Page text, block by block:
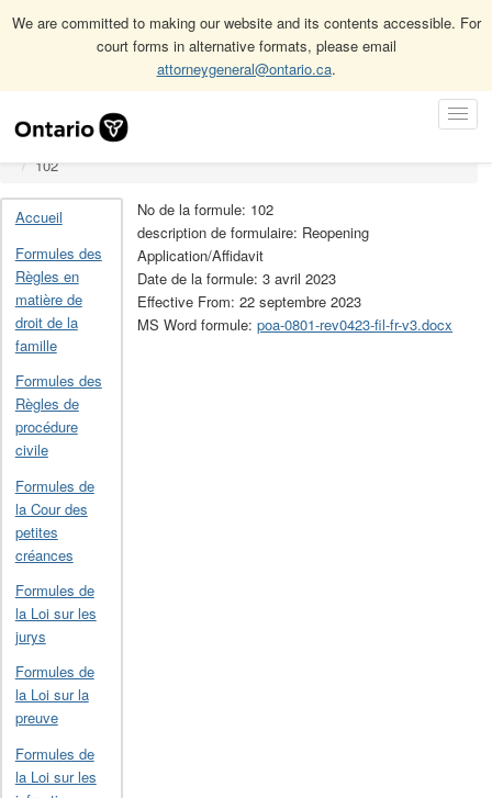
We are committed to making our website and its contents accessible. For
court forms in alternative formats, please email
attorneygeneral@ontario.ca.
Navigation
Accueil
Rules of the Ontario Court (Provincial Division) in Provincial
Offences Proceedings Forms
102
Accueil
Formules des
Règles en
matière de
droit de la
famille
Formules des
Règles de
procédure
civile
Formules de
la Cour des
petites
créances
Formules de
la Loi sur les
jurys
Formules de
la Loi sur la
preuve
Formules de
la Loi sur les
No de la formule: 102
description de formulaire: Reopening
Application/Affidavit
Date de la formule: 3 avril 2023
Effective From: 22 septembre 2023
MS Word formule: poa-0801-rev0423-fil-fr-v3.docx